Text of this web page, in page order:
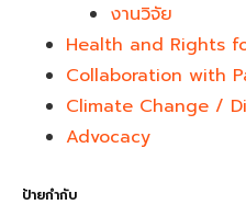
งานวิจัย
Health and Rights
Collaboration with
Climate Change /
Advocacy
ป้ายกำกับ